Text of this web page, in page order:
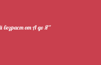
возраст от А до Я"